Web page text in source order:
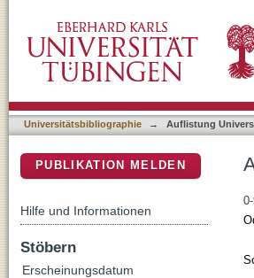
Universitätsbibliographie → Auflistung
PUBLIKATION MELDEN
Hilfe und Informationen
Stöbern
Erscheinungsdatum